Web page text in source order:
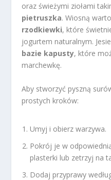
oraz świeżymi ziołami
pietruszka. Wiosną
rzodkiewki, które
jogurtem naturalnym.
bazie kapusty, które
marchewkę.
Aby stworzyć pyszną
prostych kroków:
Umyj i obierz warzywa.
Pokrój je w
plasterki lub zetrzyj na
Dodaj przyprawy